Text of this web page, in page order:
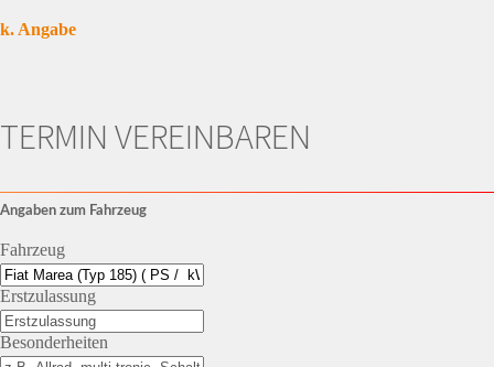
k. Angabe
TERMIN VEREINBAREN
Angaben zum Fahrzeug
Fahrzeug
Erstzulassung
Besonderheiten